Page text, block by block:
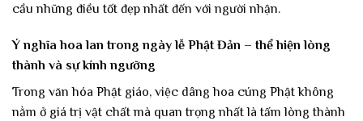
cầu những điều tốt đẹp nhất đến với người nhận.
Ý nghĩa hoa lan trong ngày lễ Phật Đản – thể hiện lòng
thành và sự kính ngưỡng
Trong văn hóa Phật giáo, việc dâng hoa cúng Phật không
nằm ở giá trị vật chất mà quan trọng nhất là tấm lòng thành